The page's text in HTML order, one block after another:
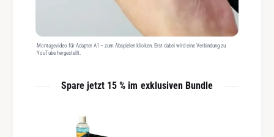
Montagevideo für Adapter A1 – zum Abspielen klicken. Erst dabei wird eine Verbindung zu
YouTube hergestellt.
Spare jetzt 15 % im exklusiven Bundle